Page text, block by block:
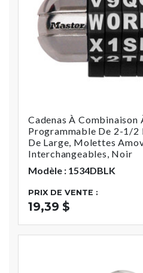
Cadenas À Combinaison
Programmable De 2-1/2
De Large, Molettes
Interchangeables, Noir
Modèle : 1534DBLK
PRIX DE VENTE :
19,39 $